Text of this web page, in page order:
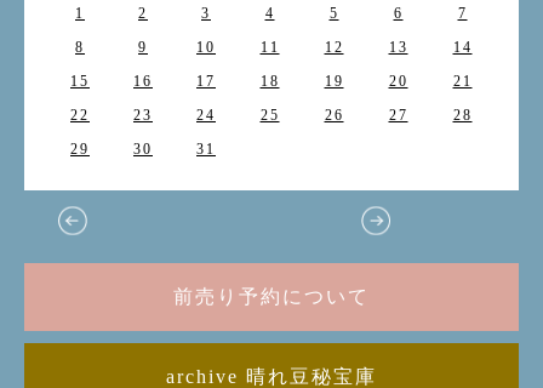
1 2 3 4 5 6
7
8
9 10 11 12 13
14
15
16 17 18 19 20
21
22
23 24 25 26 27
28
29
30 31
前売り予約について
archive 晴れ豆秘宝庫